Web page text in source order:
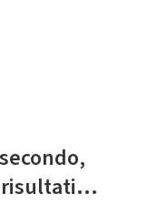
risultati...